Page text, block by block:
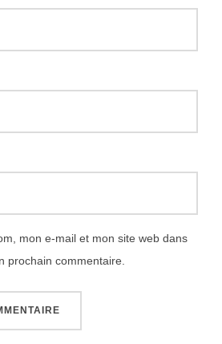
mon e-mail et mon site web dans
prochain commentaire.